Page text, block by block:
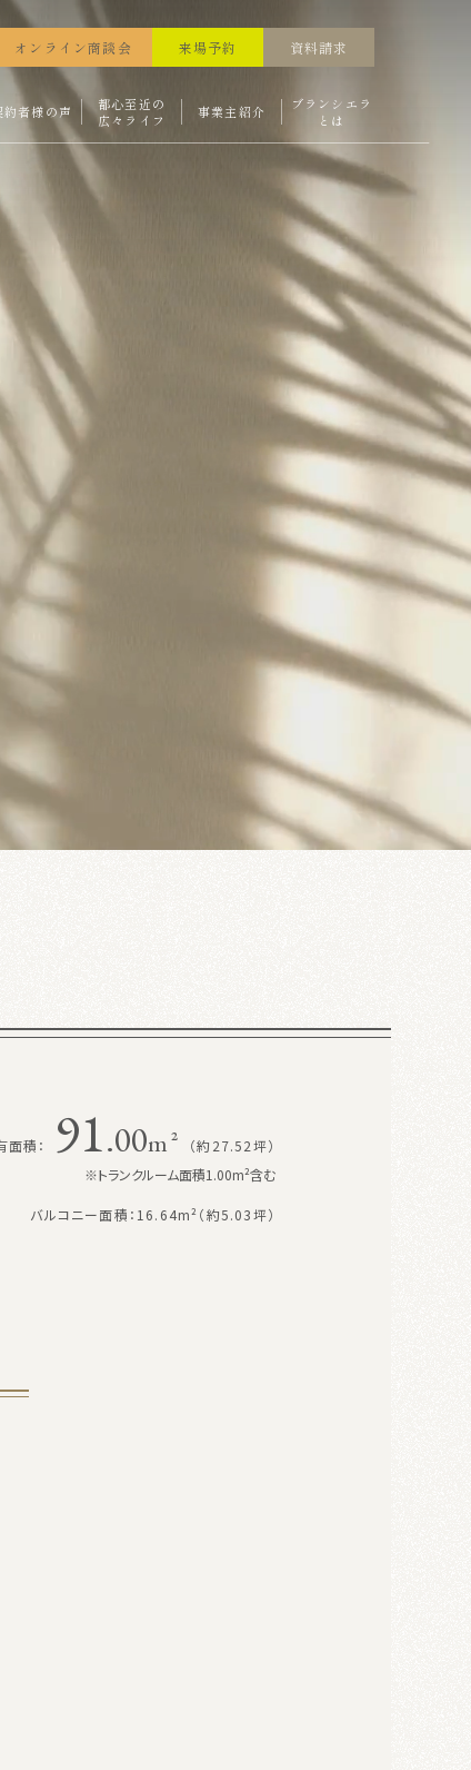
オンライン商談会 来場予約 資料請求
約者様の声
都心至近の
広々ライフ
事業主紹介
ブランシエラ
とは
積： 91.00m²
（約27.52坪）
※トランクルーム面積1.00m²含む
バルコニー面積：16.64m²（約5.03坪）